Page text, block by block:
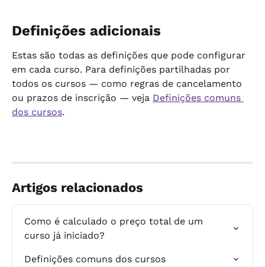
Definições adicionais
Estas são todas as definições que pode configurar
em cada curso. Para definições partilhadas por
todos os cursos — como regras de cancelamento
ou prazos de inscrição — veja Definições comuns
dos cursos.
Artigos relacionados
Como é calculado o preço total de um
curso já iniciado?
Definições comuns dos cursos